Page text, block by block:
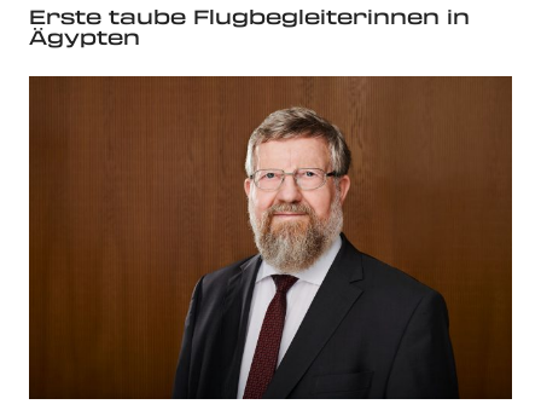
Erste taube Flugbegleiterinnen in
Ägypten